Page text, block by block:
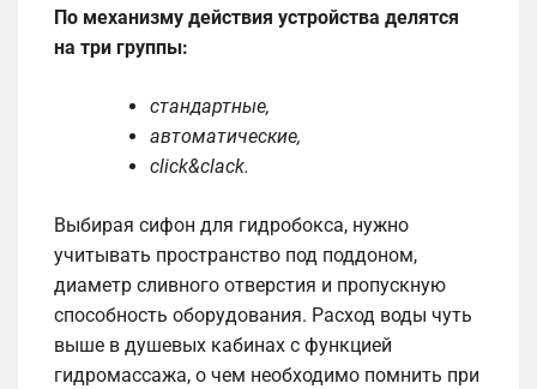
По механизму действия устройства делятся
на три группы:
стандартные,
автоматические,
click&clack.
Выбирая сифон для гидробокса, нужно
учитывать пространство под поддоном,
диаметр сливного отверстия и пропускную
способность оборудования. Расход воды чуть
выше в душевых кабинах с функцией
гидромассажа, о чем необходимо помнить при